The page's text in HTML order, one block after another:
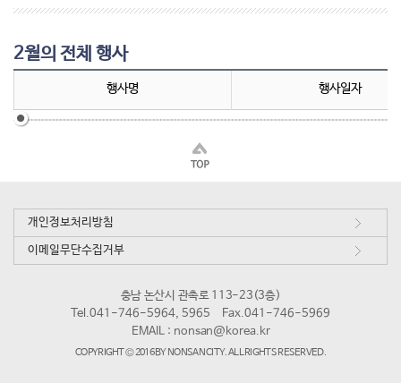
2월의 전체 행사
행사명 행사일자
개인정보처리방침
이메일무단수집거부
충남 논산시 관촉로 113-23(3층)
Tel.041-746-5964, 5965
Fax.041-746-5969
EMAIL : nonsan@korea.kr
COPYRIGHT © 2016 BY NONSAN CITY. ALL RIGHTS RESERVED.